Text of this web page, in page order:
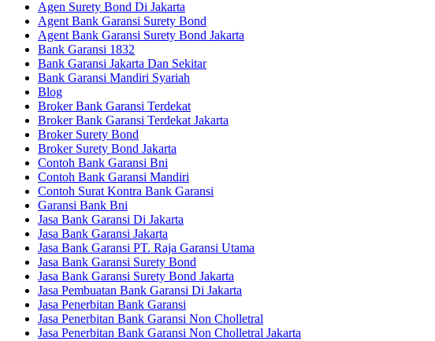
Agen Surety Bond Di Jakarta
Agent Bank Garansi Surety Bond
Agent Bank Garansi Surety Bond Jakarta
Bank Garansi 1832
Bank Garansi Jakarta Dan Sekitar
Bank Garansi Mandiri Syariah
Blog
Broker Bank Garansi Terdekat
Broker Bank Garansi Terdekat Jakarta
Broker Surety Bond
Broker Surety Bond Jakarta
Contoh Bank Garansi Bni
Contoh Bank Garansi Mandiri
Contoh Surat Kontra Bank Garansi
Garansi Bank Bni
Jasa Bank Garansi Di Jakarta
Jasa Bank Garansi Jakarta
Jasa Bank Garansi PT. Raja Garansi Utama
Jasa Bank Garansi Surety Bond
Jasa Bank Garansi Surety Bond Jakarta
Jasa Pembuatan Bank Garansi Di Jakarta
Jasa Penerbitan Bank Garansi
Jasa Penerbitan Bank Garansi Non Cholletral
Jasa Penerbitan Bank Garansi Non Cholletral Jakarta